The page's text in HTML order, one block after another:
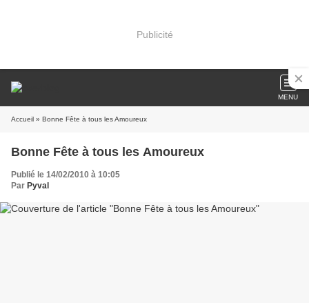
Publicité
MENU
Accueil » Bonne Fête à tous les Amoureux
Bonne Fête à tous les Amoureux
Publié le 14/02/2010 à 10:05
Par Pyval